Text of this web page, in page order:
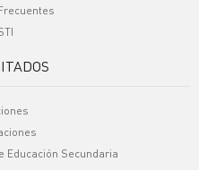
Educación Secundaria